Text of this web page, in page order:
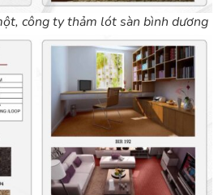
công ty thảm lót sàn bình dương